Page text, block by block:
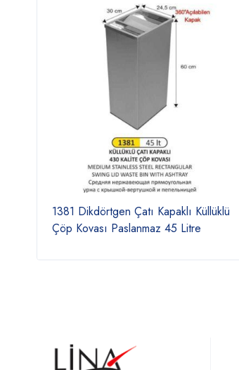
1381 Dikdörtgen Çatı Kapaklı Küllüklü
Çöp Kovası Paslanmaz 45 Litre